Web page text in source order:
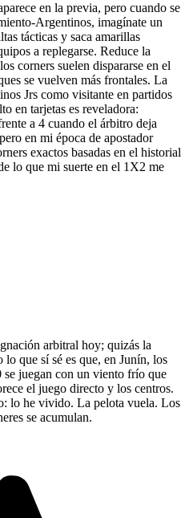
en la previa, pero cuando se
Argentinos, imagínate un
tácticas y saca amarillas
a replegarse. Reduce la
corners suelen dispararse en el
se vuelven más frontales. La
Jrs como visitante en partidos
en tarjetas es reveladora:
a 4 cuando el árbitro deja
en mi época de apostador
exactos basadas en el historial
lo que mi suerte en el 1X2 me
arbitral hoy; quizás la
que sí sé es que, en Junín, los
juegan con un viento frío que
el juego directo y los centros.
lo he vivido. La pelota vuela. Los
se acumulan.